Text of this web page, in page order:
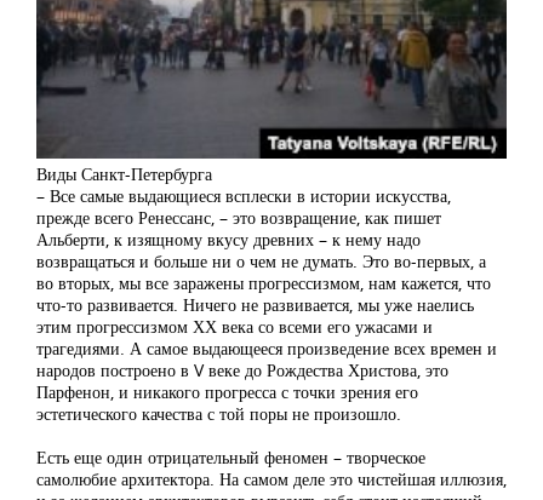
Виды Санкт-Петербурга
– Все самые выдающиеся всплески в истории искусства,
прежде всего Ренессанс, – это возвращение, как пишет
Альберти, к изящному вкусу древних – к нему надо
возвращаться и больше ни о чем не думать. Это во-первых, а
во вторых, мы все заражены прогрессизмом, нам кажется, что
что-то развивается. Ничего не развивается, мы уже наелись
этим прогрессизмом ХХ века со всеми его ужасами и
трагедиями. А самое выдающееся произведение всех времен и
народов построено в V веке до Рождества Христова, это
Парфенон, и никакого прогресса с точки зрения его
эстетического качества с той поры не произошло.
Есть еще один отрицательный феномен – творческое
самолюбие архитектора. На самом деле это чистейшая иллюзия,